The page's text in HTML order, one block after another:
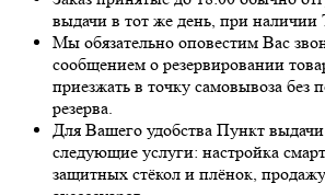
выдачи в тот же день, при наличии
Мы обязательно оповестим Вас
сообщением о резервировании
приезжать в точку самовывоза без
резерва.
Для Вашего удобства Пункт выдачи
следующие услуги: настройка
защитных стёкол и плёнок,